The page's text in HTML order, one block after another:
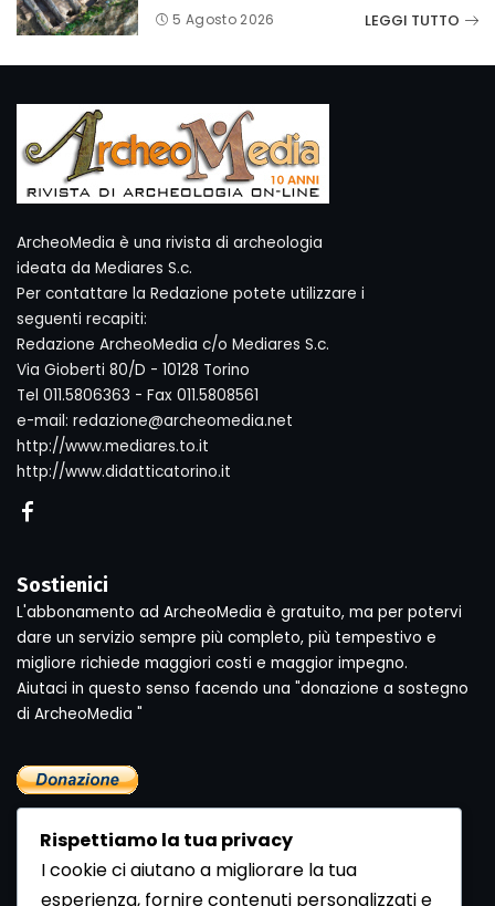
5 Agosto 2026 LEGGI TUTTO
ArcheoMedia è una rivista di archeologia
ideata da Mediares S.c.
Per contattare la Redazione potete utilizzare i
seguenti recapiti:
Redazione ArcheoMedia c/o Mediares S.c.
Via Gioberti 80/D - 10128 Torino
Tel 011.5806363 - Fax 011.5808561
e-mail: redazione@archeomedia.net
http://www.mediares.to.it
http://www.didatticatorino.it
Sostienici
L'abbonamento ad ArcheoMedia è gratuito, ma per potervi
dare un servizio sempre più completo, più tempestivo e
migliore richiede maggiori costi e maggior impegno.
Aiutaci in questo senso facendo una "donazione a sostegno
di ArcheoMedia "
Rispettiamo la tua privacy
I cookie ci aiutano a migliorare la tua
esperienza, fornire contenuti personalizzati e